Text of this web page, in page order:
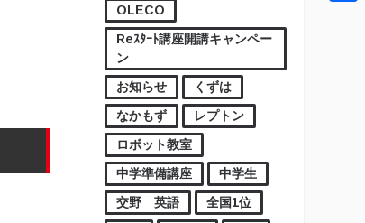
OLECO
Reｽﾀｰﾄ講座開講キャンペー
ン
お知らせ
くずは
なかもず
レプトン
ロボット教室
中学準備講座
中学生
交野 英語
全国1位